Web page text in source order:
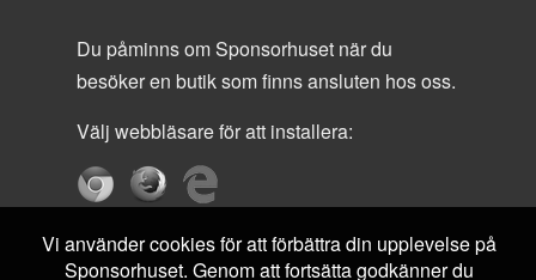
Du påminns om Sponsorhuset när du
besöker en butik som finns ansluten hos oss.
Välj webbläsare för att installera:
Vi använder cookies för att förbättra din upplevelse på
Sponsorhuset. Genom att fortsätta godkänner du